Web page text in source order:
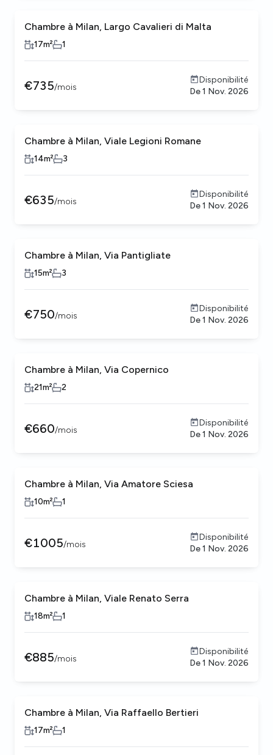
Femmes seulement
Chambre à Milan, Largo Cavalieri di Malta
17m² 1
€735/mois
Disponibilité
De1 Nov. 2026
Chambre à Milan, Viale Legioni Romane
14m² 3
€635/mois
Disponibilité
De1 Nov. 2026
Chambre à Milan, Via Pantigliate
15m² 3
€750/mois
Disponibilité
De1 Nov. 2026
Chambre à Milan, Via Copernico
21m² 2
€660/mois
Disponibilité
De1 Nov. 2026
Chambre à Milan, Via Amatore Sciesa
10m² 1
€1005/mois
Disponibilité
De1 Nov. 2026
Chambre à Milan, Viale Renato Serra
18m² 1
€885/mois
Disponibilité
De1 Nov. 2026
Chambre à Milan, Via Raffaello Bertieri
17m² 1